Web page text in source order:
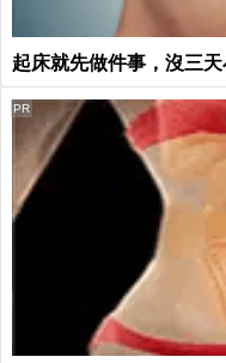
起床就先做件事，沒三
PR